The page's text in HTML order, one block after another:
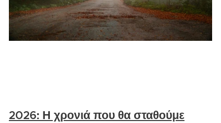
2026: Η χρονιά που θα σταθούμε